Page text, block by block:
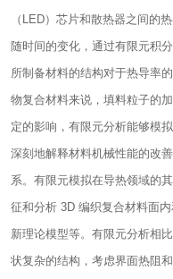
（LED）芯片和散热器之间的
随时间的变化，通过有限元积
所制备材料的结构对于热导率
物复合材料来说，填料粒子的
定的影响，有限元分析能够模
深刻地解释材料机械性能的改
系。有限元模拟在导热领域的
征和分析 3D 编织复合材料面
新理论模型等。有限元分析相
状复杂的结构，考虑界面热阻